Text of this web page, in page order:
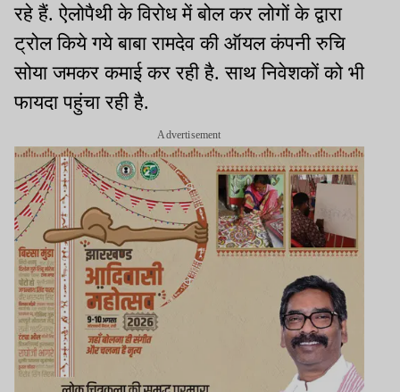
रहे हैं. ऐलोपैथी के विरोध में बोल कर लोगों के द्वारा
ट्रोल किये गये बाबा रामदेव की ऑयल कंपनी रुचि
सोया जमकर कमाई कर रही है. साथ निवेशकों को भी
फायदा पहुंचा रही है.
Advertisement